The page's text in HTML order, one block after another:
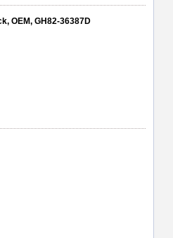
OEM, GH82-36387D